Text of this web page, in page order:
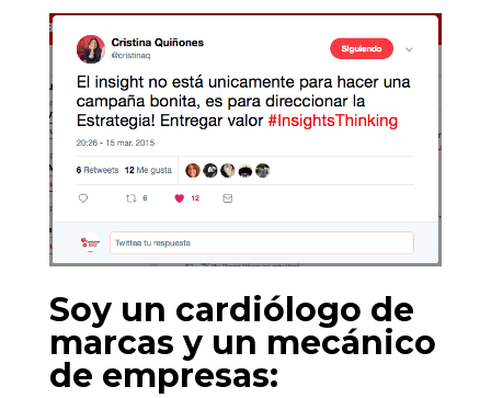
Soy un cardiólogo de
marcas y un mecánico
de empresas: